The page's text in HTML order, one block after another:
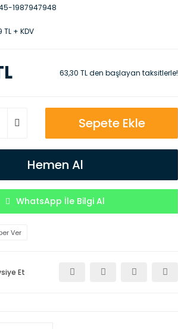
1987947948
TL + KDV
63,30 TL den başlayan taksitlerle!
Sepete Ekle
Hemen Al
WhatsApp İle Bilgi Al
Ver
Et